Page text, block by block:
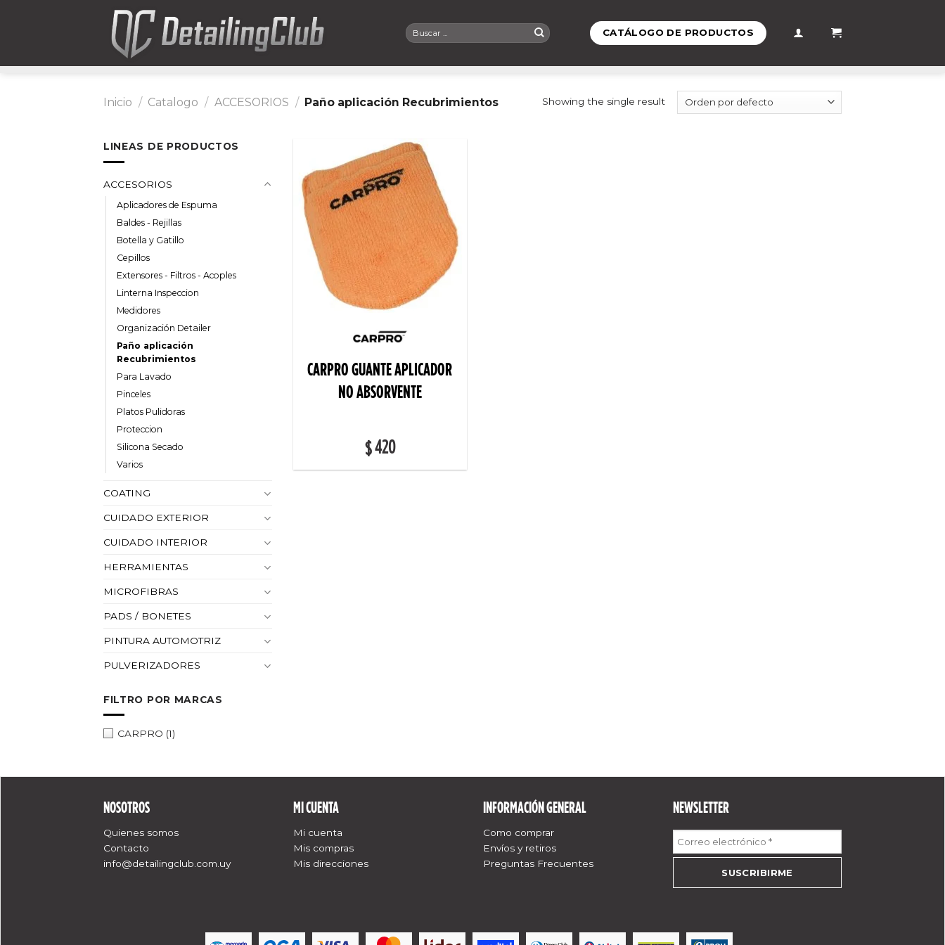
Buscar
por:
CATÁLOGO DE PRODUCTOS
Inicio / Catalogo / ACCESORIOS / Paño aplicación Recubrimientos Showing the single result
LINEAS DE PRODUCTOS
ACCESORIOS
Aplicadores de Espuma
Baldes - Rejillas
Botella y Gatillo
Cepillos
Extensores - Filtros - Acoples
Linterna Inspeccion
Medidores
Organización Detailer
Paño aplicación
Recubrimientos
Para Lavado
Pinceles
Platos Pulidoras
Proteccion
Silicona Secado
Varios
COATING
CUIDADO EXTERIOR
CUIDADO INTERIOR
HERRAMIENTAS
MICROFIBRAS
PADS / BONETES
PINTURA AUTOMOTRIZ
PULVERIZADORES
FILTRO POR MARCAS
CARPRO (1)
CARPRO GUANTE APLICADOR
NO ABSORVENTE
$420
NOSOTROS
Quienes somos
Contacto
info@detailingclub.com.uy
MI CUENTA
Mi cuenta
Mis compras
Mis direcciones
INFORMACIÓN GENERAL
Como comprar
Envíos y retiros
Preguntas Frecuentes
NEWSLETTER